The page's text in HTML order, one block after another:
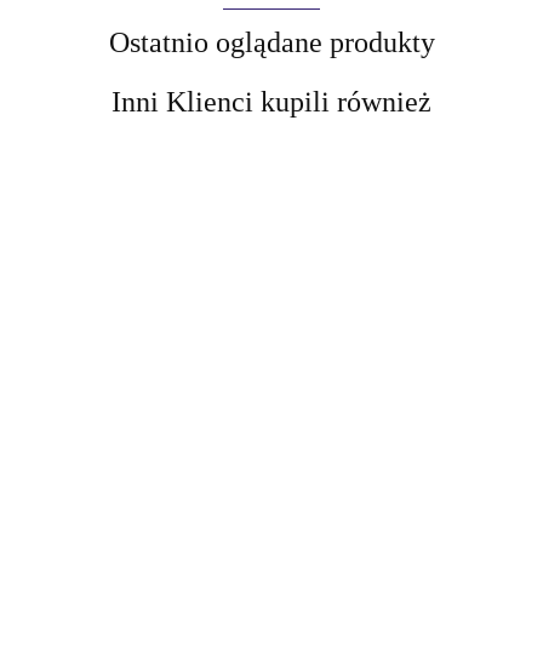
Ostatnio oglądane produkty
Inni Klienci kupili również